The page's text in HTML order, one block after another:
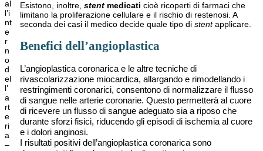
al
l’i
nt
e
r
n
o
d
el
l’
a
rt
e
ri
a
–
Esistono, inoltre, stent medicati cioè ricoperti di farmaci che
limitano la proliferazione cellulare e il rischio di restenosi. A
seconda dei casi il medico decide quale tipo di stentapplicare.
Benefici dell’angioplastica
L’angioplastica coronarica e le altre tecniche di
rivascolarizzazione miocardica, allargando e rimodellando i
restringimenti coronarici, consentono di normalizzare il flusso
di sangue nelle arterie coronarie. Questo permetterà al cuore
di ricevere un flusso di sangue adeguato sia a riposo che
durante sforzi fisici, riducendo gli episodi di ischemia al cuore
e i dolori anginosi.
I risultati positivi dell’angioplastica coronarica sono